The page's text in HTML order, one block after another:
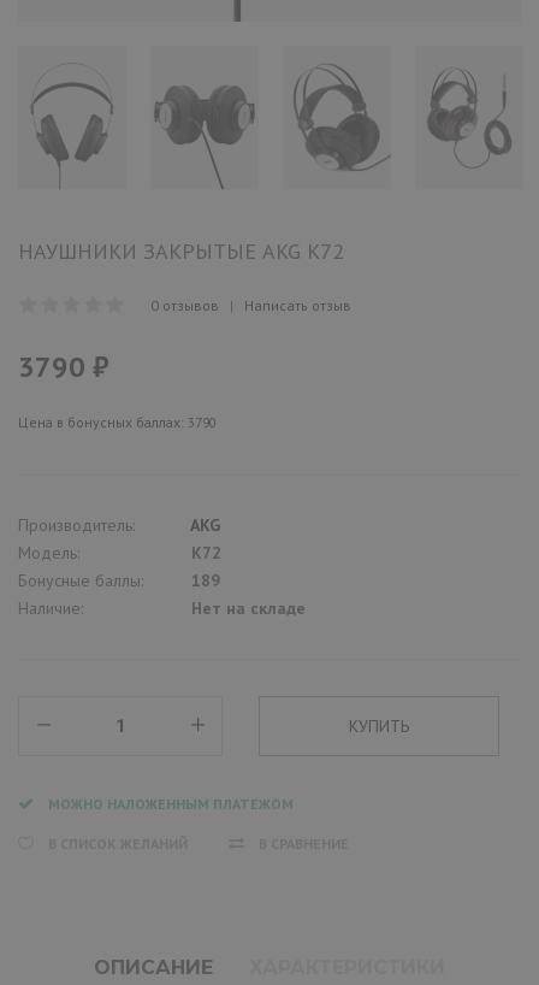
НАУШНИКИ ЗАКРЫТЫЕ AKG K72
0 отзывов | Написать отзыв
3790 ₽
Цена в бонусных баллах: 3790
Производитель:
AKG
Модель:
K72
Бонусные баллы:
189
Наличие:
Нет на складе
МОЖНО НАЛОЖЕННЫМ ПЛАТЕЖОМ
ОПИСАНИЕ